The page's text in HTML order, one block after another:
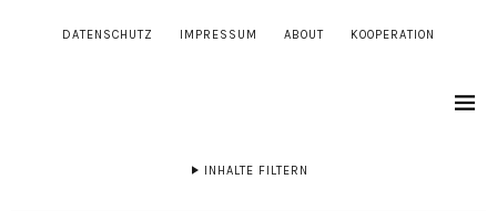
DATENSCHUTZ IMPRESSUM ABOUT KOOPERATION
INHALTE FILTERN